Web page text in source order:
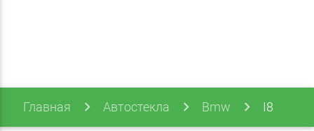
Главная Автостекла Bmw I8